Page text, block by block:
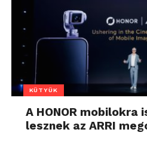
KÜTYÜK
A HONOR mobilokra
lesznek az ARRI